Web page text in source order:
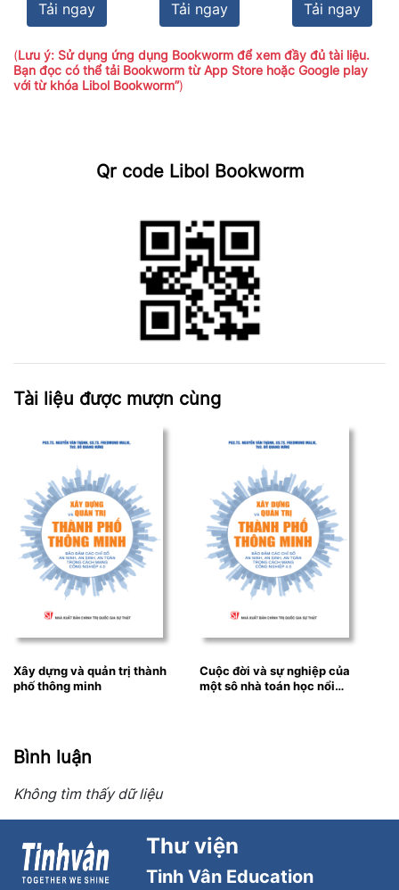
Tải ngay Tải ngay Tải ngay
(Lưu ý: Sử dụng ứng dụng Bookworm để xem đầy đủ tài liệu.
Bạn đọc có thể tải Bookworm từ App Store hoặc Google play
với từ khóa Libol Bookworm”)
Qr code Libol Bookworm
Tài liệu được mượn cùng
Xây dựng và quản trị thành
phố thông minh
Cuộc đời và sự nghiệp của
một sô nhà toán học nổi
Bình luận
Không tìm thấy dữ liệu
Thư viện
Tinh Vân Education